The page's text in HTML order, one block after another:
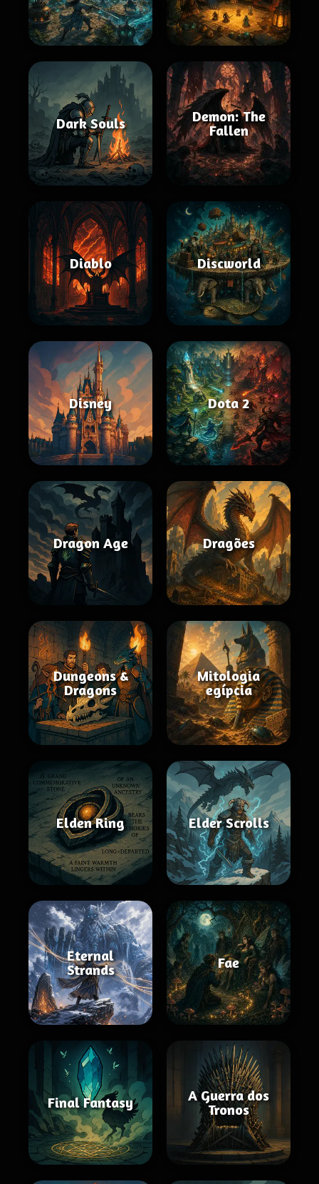
Dark Souls
Demon: The
Fallen
Diablo Discworld
Disney Dota 2
Dragon Age Dragões
Dungeons &
Dragons
Mitologia
egípcia
Elden Ring Elder Scrolls
Eternal
Strands
Fae
Final Fantasy
A Guerra dos
Tronos